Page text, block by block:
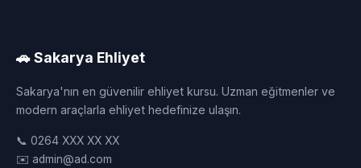
🚗 Sakarya Ehliyet
Sakarya'nın en güvenilir ehliyet kursu. Uzman eğitmenler ve
modern araçlarla ehliyet hedefinize ulaşın.
📞 0264 XXX XX XX
✉️ admin@ad.com